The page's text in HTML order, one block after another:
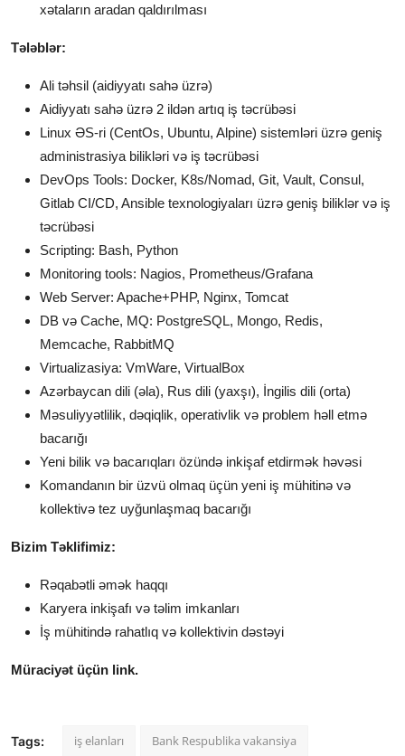
xətaların aradan qaldırılması
Tələblər:
Ali təhsil (aidiyyatı sahə üzrə)
Aidiyyatı sahə üzrə 2 ildən artıq iş təcrübəsi
Linux ƏS-ri (CentOs, Ubuntu, Alpine) sistemləri üzrə geniş
administrasiya bilikləri və iş təcrübəsi
DevOps Tools: Docker, K8s/Nomad, Git, Vault, Consul,
Gitlab CI/CD, Ansible texnologiyaları üzrə geniş biliklər və iş
təcrübəsi
Scripting: Bash, Python
Monitoring tools: Nagios, Prometheus/Grafana
Web Server: Apache+PHP, Nginx, Tomcat
DB və Cache, MQ: PostgreSQL, Mongo, Redis,
Memcache, RabbitMQ
Virtualizasiya: VmWare, VirtualBox
Azərbaycan dili (əla), Rus dili (yaxşı), İngilis dili (orta)
Məsuliyyətlilik, dəqiqlik, operativlik və problem həll etmə
bacarığı
Yeni bilik və bacarıqları özündə inkişaf etdirmək həvəsi
Komandanın bir üzvü olmaq üçün yeni iş mühitinə və
kollektivə tez uyğunlaşmaq bacarığı
Bizim Təklifimiz:
Rəqabətli əmək haqqı
Karyera inkişafı və təlim imkanları
İş mühitində rahatlıq və kollektivin dəstəyi
Müraciyət üçün link.
Tags: iş elanları Bank Respublika vakansiya